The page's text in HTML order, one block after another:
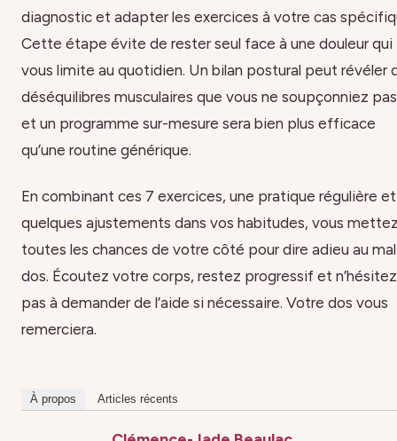
diagnostic et adapter les exercices à votre cas
Cette étape évite de rester seul face à une douleur qui
vous limite au quotidien. Un bilan postural peut révéler
déséquilibres musculaires que vous ne soupçonniez
et un programme sur-mesure sera bien plus efficace
qu’une routine générique.
En combinant ces 7 exercices, une pratique régulière et
quelques ajustements dans vos habitudes, vous
toutes les chances de votre côté pour dire adieu au
dos. Écoutez votre corps, restez progressif et n’hésitez
pas à demander de l’aide si nécessaire. Votre dos vous
remerciera.
À propos Articles récents